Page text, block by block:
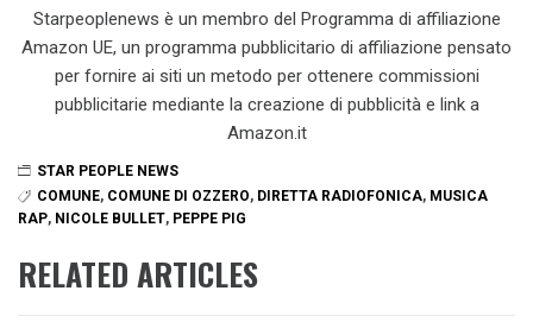
Starpeoplenews è un membro del Programma di affiliazione
Amazon UE, un programma pubblicitario di affiliazione pensato
per fornire ai siti un metodo per ottenere commissioni
pubblicitarie mediante la creazione di pubblicità e link a
Amazon.it
STAR PEOPLE NEWS
COMUNE, COMUNE DI OZZERO, DIRETTA RADIOFONICA, MUSICA
RAP, NICOLE BULLET, PEPPE PIG
RELATED ARTICLES